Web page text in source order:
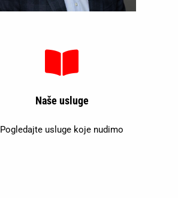
Naše usluge
Pogledajte usluge koje nudimo